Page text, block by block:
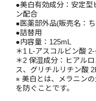
●美白有効成分：安定型
ン配合
●医薬部外品(販売名：
●詰替用
●内容量：125mL
＊1 L-アスコルビン酸
＊2 保湿成分：ヒアル
ス、グリチルリチン酸
※ 美白とは、メラニン
を防ぐことです。